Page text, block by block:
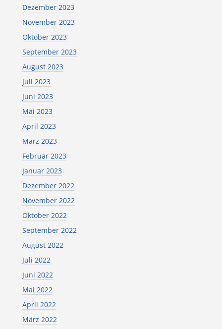
Dezember 2023
November 2023
Oktober 2023
September 2023
August 2023
Juli 2023
Juni 2023
Mai 2023
April 2023
März 2023
Februar 2023
Januar 2023
Dezember 2022
November 2022
Oktober 2022
September 2022
August 2022
Juli 2022
Juni 2022
Mai 2022
April 2022
März 2022